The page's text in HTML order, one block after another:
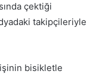
çektiği
takipçileriyle
bisikletle